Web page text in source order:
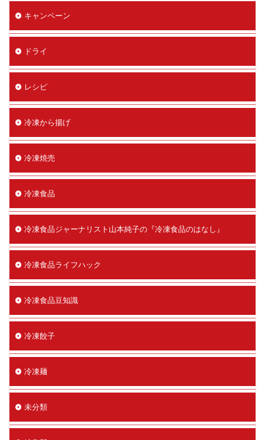
キャンペーン
ドライ
レシピ
冷凍から揚げ
冷凍焼売
冷凍食品
冷凍食品ジャーナリスト山本純子の『冷凍食品のはなし』
冷凍食品ライフハック
冷凍食品豆知識
冷凍餃子
冷凍麺
未分類